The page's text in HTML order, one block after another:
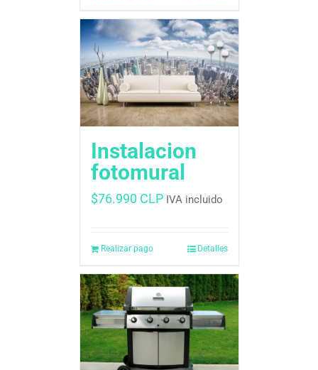
Instalacion
fotomural
$76.990 CLP IVA incluido
Realizar pago Detalles